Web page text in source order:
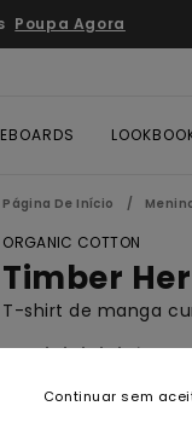
Poupa Agora
Página De Início
ORGANIC COTTON
Timber
T-shirt de manga
5.0
ECO-BONUS
Continuar sem